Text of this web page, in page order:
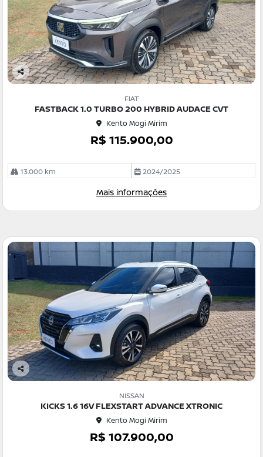
Co
FIAT
FASTBACK 1.0 TURBO 200 HYBRID AUDACE CVT
Kento Mogi Mirim
R$ 115.900,00
13.000 km 2024/2025
Mais informações
Co
NISSAN
KICKS 1.6 16V FLEXSTART ADVANCE XTRONIC
Kento Mogi Mirim
R$ 107.900,00